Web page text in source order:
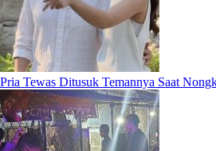
Pria Tewas Ditusuk Temannya Saat